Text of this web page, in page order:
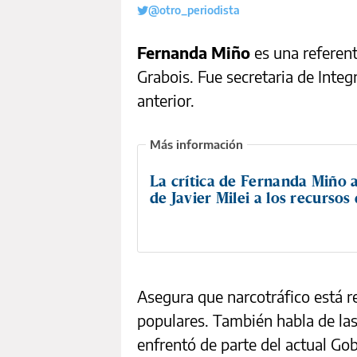
@otro_periodista
Fernanda Miño es una
Grabois. Fue secretaria de
anterior.
La crítica de Fernanda Miño
de Javier Milei a los recursos
Asegura que narcotráfico está
populares. También habla de
enfrentó de parte del actual